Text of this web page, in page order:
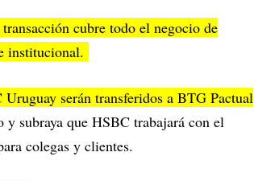
cubre todo el negocio de
institucional.
serán transferidos a BTG Pactual
subraya que HSBC trabajará con el
colegas y clientes.